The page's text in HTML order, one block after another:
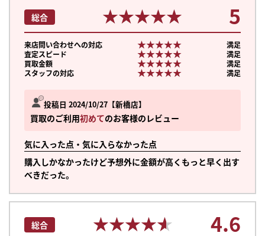
投稿日 2024/10/27 新橋店
買取のご利用初めてのお客様のレビュー
気に入った点・気に入らなかった点
購入しかなかったけど予想外に金額が高くもっと早く出す
べきだった。
総合 ★★★★★
★★★★★ 5
来店問い合わせへの対応 ★★★★★
★★★★★
満足
査定スピード
★★★★★
★★★★★
満足
買取金額
★★★★★
★★★★★
満足
スタッフの対応
★★★★★
★★★★★ 満足
総合 ★★★★★
★★★★★ 4.6
かんたん30秒でお試し査定